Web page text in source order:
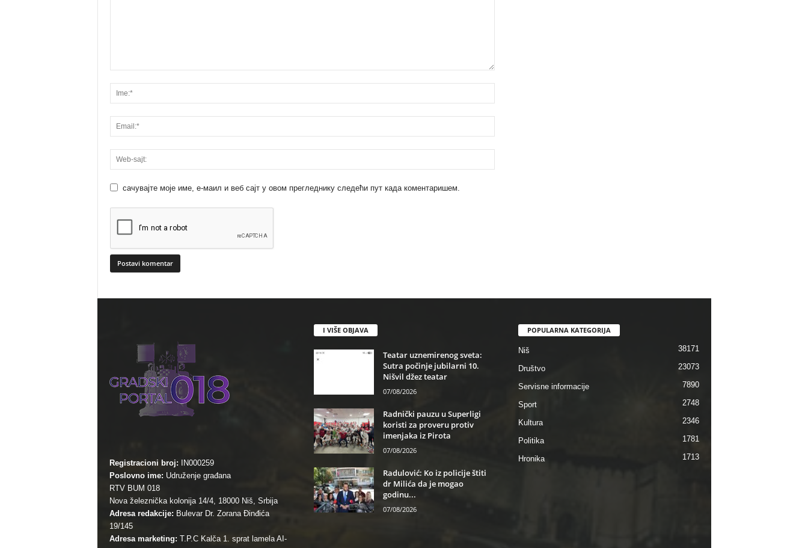
сачувајте моје име, е-маил и веб сајт у овом прегледнику следећи пут када коментаришем.
Registracioni broj:
IN000259
Poslovno ime: Udruženje građana
RTV BUM 018
Nova železnička kolonija 14/4, 18000 Niš, Srbija
Adresa redakcije: Bulevar Dr. Zorana Đinđića
19/145
Adresa marketing: T.P.C Kalča 1. sprat lamela AI-
I VIŠE OBJAVA
Teatar uznemirenog sveta:
Sutra počinje jubilarni 10.
Nišvil džez teatar
07/08/2026
Radnički pauzu u Superligi
koristi za proveru protiv
imenjaka iz Pirota
07/08/2026
Radulović: Ko iz policije štiti
dr Milića da je mogao
godinu...
07/08/2026
POPULARNA KATEGORIJA
Niš 38171
Društvo 23073
Servisne informacije 7890
Sport 2748
Kultura 2346
Politika 1781
Hronika 1713